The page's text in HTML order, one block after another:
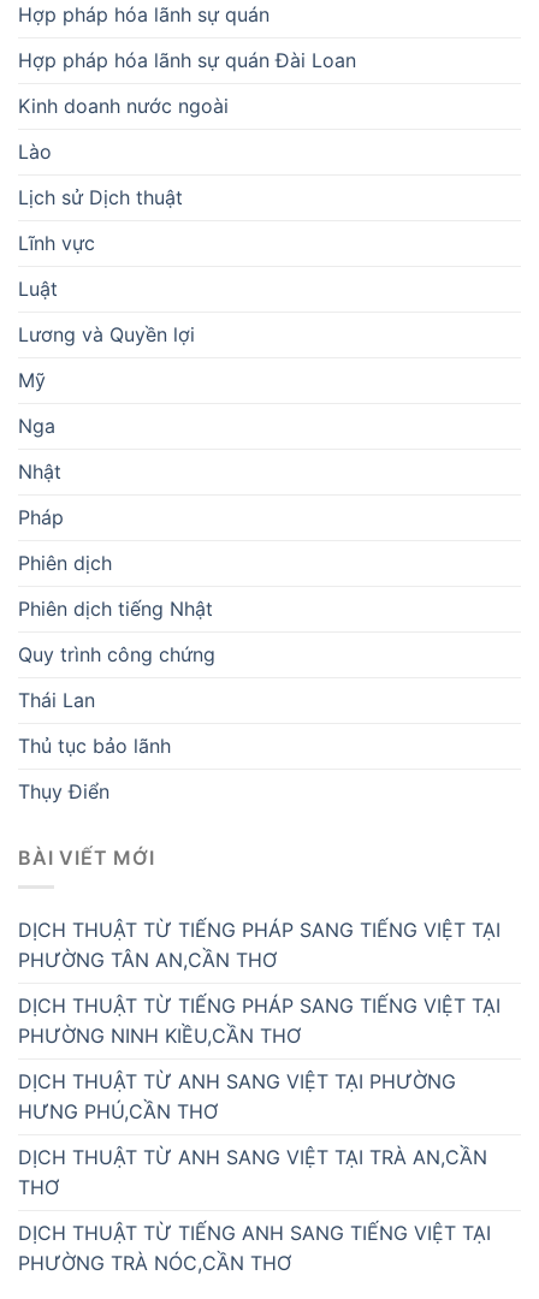
Hợp pháp hóa lãnh sự quán
Hợp pháp hóa lãnh sự quán Đài Loan
Kinh doanh nước ngoài
Lào
Lịch sử Dịch thuật
Lĩnh vực
Luật
Lương và Quyền lợi
Mỹ
Nga
Nhật
Pháp
Phiên dịch
Phiên dịch tiếng Nhật
Quy trình công chứng
Thái Lan
Thủ tục bảo lãnh
Thụy Điển
BÀI VIẾT MỚI
DỊCH THUẬT TỪ TIẾNG PHÁP SANG TIẾNG VIỆT TẠI
PHƯỜNG TÂN AN,CẦN THƠ
DỊCH THUẬT TỪ TIẾNG PHÁP SANG TIẾNG VIỆT TẠI
PHƯỜNG NINH KIỀU,CẦN THƠ
DỊCH THUẬT TỪ ANH SANG VIỆT TẠI PHƯỜNG
HƯNG PHÚ,CẦN THƠ
DỊCH THUẬT TỪ ANH SANG VIỆT TẠI TRÀ AN,CẦN
THƠ
DỊCH THUẬT TỪ TIẾNG ANH SANG TIẾNG VIỆT TẠI
PHƯỜNG TRÀ NÓC,CẦN THƠ